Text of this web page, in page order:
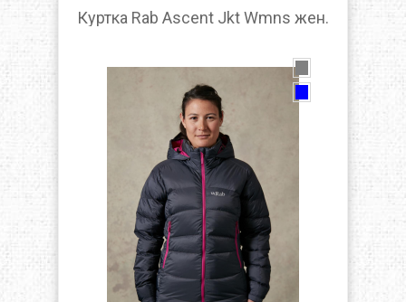
Куртка Rab Ascent Jkt Wmns жен.